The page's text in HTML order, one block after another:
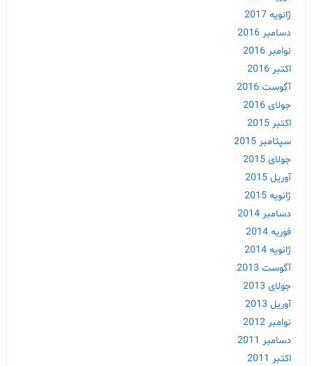
ژانویه 2017
دسامبر 2016
نوامبر 2016
اکتبر 2016
آگوست 2016
جولای 2016
اکتبر 2015
سپتامبر 2015
جولای 2015
آوریل 2015
ژانویه 2015
دسامبر 2014
فوریه 2014
ژانویه 2014
آگوست 2013
جولای 2013
آوریل 2013
نوامبر 2012
دسامبر 2011
اکتبر 2011